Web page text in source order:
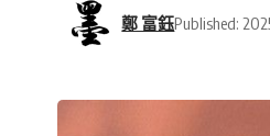
鄭 富鈺Published: